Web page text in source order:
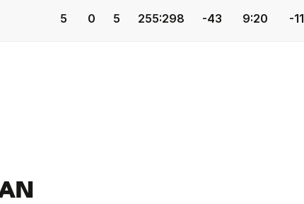
5 0 5 255:298 -43 9:20 -11